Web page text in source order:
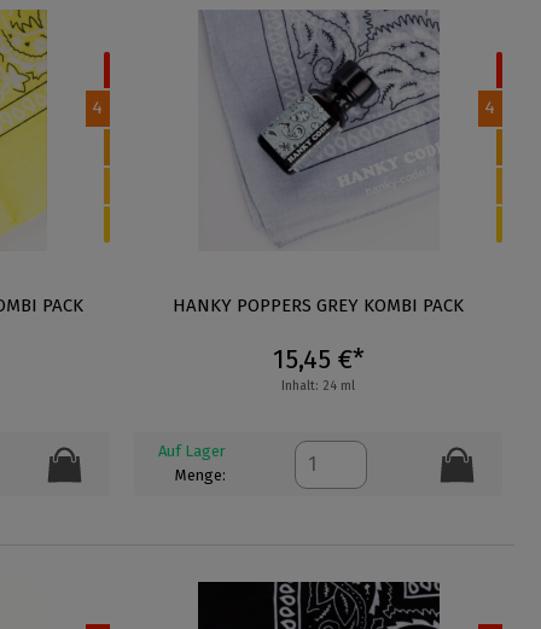
4
PACK
4
HANKY POPPERS GREY KOMBI PACK
15,45 €*
Inhalt: 24 ml
Auf Lager
Menge: